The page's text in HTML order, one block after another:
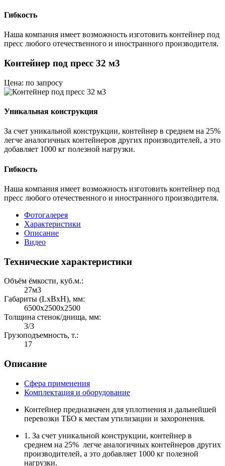
Гибкость
Наша компания имеет возможность изготовить контейнер под
пресс любого отечественного и иностранного производителя.
Контейнер под пресс 32 м3
Цена: по запросу
Уникальная конструкция
За счет уникальной конструкции, контейнер в среднем на 25%
легче аналогичных контейнеров других производителей, а это
добавляет 1000 кг полезной нагрузки.
Гибкость
Наша компания имеет возможность изготовить контейнер под
пресс любого отечественного и иностранного производителя.
Фотогалерея
Характеристики
Описание
Видео
Технические характеристики
Объём ёмкости, куб.м.:
27м3
Габариты (LхBхH), мм:
6500х2500х2500
Толщина стенок/днища, мм:
3/3
Грузоподъемность, т.:
17
Описание
Сфера применения
Комплектация и оборудование
Контейнер предназначен для уплотнения и дальнейшей
перевозки ТБО к местам утилизации и захоронения.
1. За счет уникальной конструкции, контейнер в
среднем на 25% легче аналогичных контейнеров других
производителей, а это добавляет 1000 кг полезной
нагрузки.